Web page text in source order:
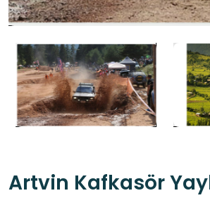
Artvin Kafkasör